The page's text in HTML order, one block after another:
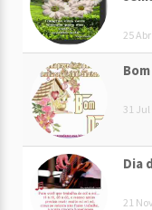
25 Abr
31 Jul
Dia
21 Nov